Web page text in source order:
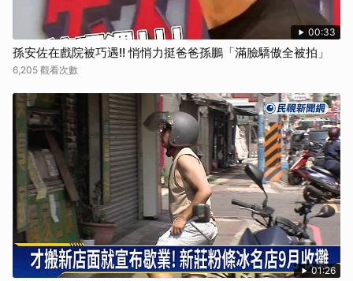
00:33
孫安佐在戲院被巧遇!! 悄悄力挺爸爸孫鵬「滿臉驕傲全被拍」
6,205 觀看次數
01:26